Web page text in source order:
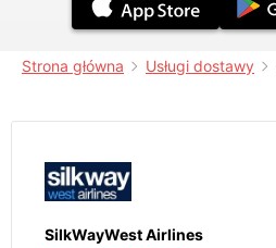
Strona główna Usługi dostawy
SilkWayWest Airlines